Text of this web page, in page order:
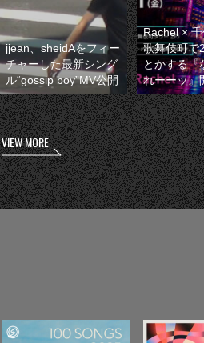
jjean、sheidAをフィー
チャーした最新シング
ル“gossip boy”MV公開
Rachel ×
歌舞伎町で
とかする『
れーーッ』
VIEW MORE